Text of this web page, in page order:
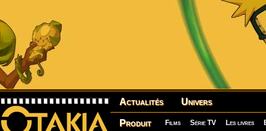
Actualités Univers
Produit Films Série TV Les livres